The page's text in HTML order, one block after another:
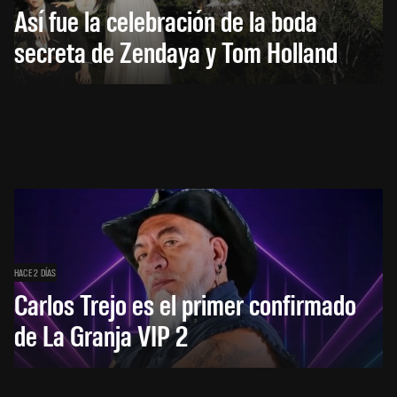
Así fue la celebración de la boda
secreta de Zendaya y Tom Holland
HACE 2 DÍAS
Carlos Trejo es el primer confirmado
de La Granja VIP 2